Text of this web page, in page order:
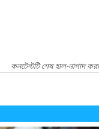
কনটেন্টটি শেষ হাল-নাগাদ